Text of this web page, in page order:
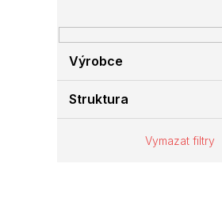
n
í
a
Výrobce
Struktura
Vymazat filtry